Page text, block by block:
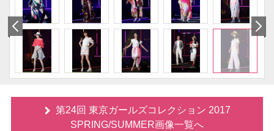
第24回 東京ガールズコレクション 2017
SPRING/SUMMER画像一覧へ